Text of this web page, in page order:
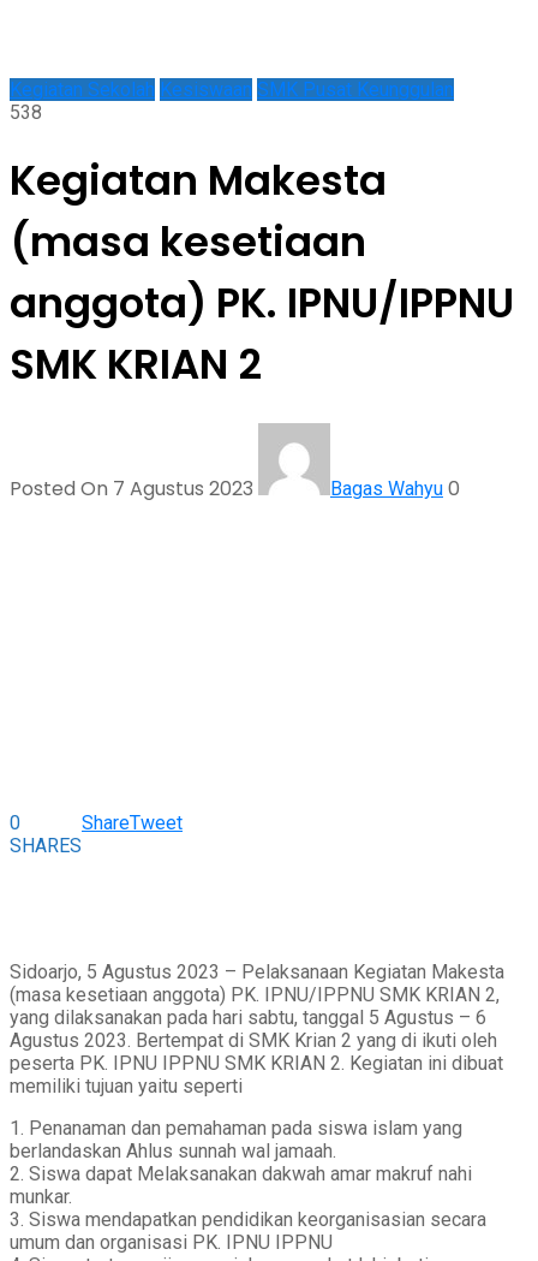
Kegiatan Sekolah Kesiswaan SMK Pusat Keunggulan
538
Kegiatan Makesta
(masa kesetiaan
anggota) PK. IPNU/IPPNU
SMK KRIAN 2
Posted On 7 Agustus 2023 Bagas Wahyu 0
0
SHARES
ShareTweet
Sidoarjo, 5 Agustus 2023 – Pelaksanaan Kegiatan Makesta
(masa kesetiaan anggota) PK. IPNU/IPPNU SMK KRIAN 2,
yang dilaksanakan pada hari sabtu, tanggal 5 Agustus – 6
Agustus 2023. Bertempat di SMK Krian 2 yang di ikuti oleh
peserta PK. IPNU IPPNU SMK KRIAN 2. Kegiatan ini dibuat
memiliki tujuan yaitu seperti
1. Penanaman dan pemahaman pada siswa islam yang
berlandaskan Ahlus sunnah wal jamaah.
2. Siswa dapat Melaksanakan dakwah amar makruf nahi
munkar.
3. Siswa mendapatkan pendidikan keorganisasian secara
umum dan organisasi PK. IPNU IPPNU